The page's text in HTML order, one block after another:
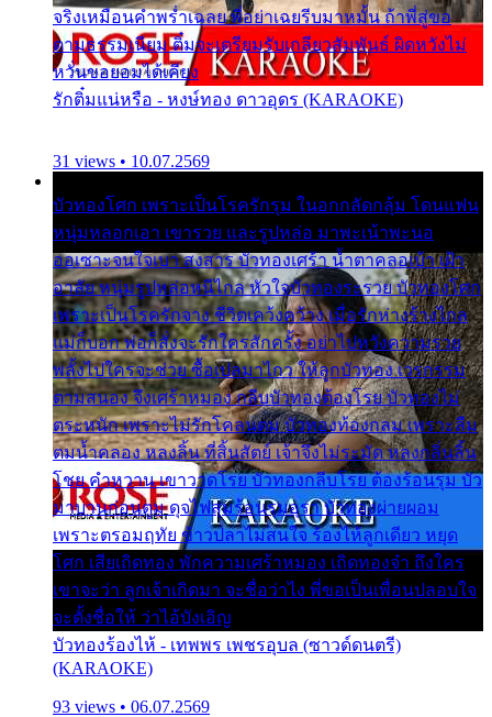
จริงเหมือนคำพร่ำเฉลย พี่อย่าเฉยรีบมาหมั้น ถ้าพี่สู่ขอ
ตามธรรมเนียม ติ๋มจะเตรียมรับเกลียวสัมพันธ์ ผิดหวังไม่
หวั่นขอยอมได้เคียง
รักติ๋มแน่หรือ - หงษ์ทอง ดาวอุดร (KARAOKE)
31 views • 10.07.2569
บัวทองโศก เพราะเป็นโรครักรุม ในอกกลัดกลุ้ม โดนแฟน
หนุ่มหลอกเอา เขารวย และรูปหล่อ มาพะเน้าพะนอ
ออเซาะจนใจเบา สงสาร บัวทองเศร้า น้ำตาคลอเบ้า เฝ้า
อาลัย หนุ่มรูปหล่อหนีไกล หัวใจบัวทองระรวย บัวทองโศก
เพราะเป็นโรครักจาง ชีวิตเคว้งคว้าง เมื่อรักห่างร้างไกล
แม่ก็บอก พ่อก็สั่งจะรักใครสักครั้ง อย่าไปหวังความรวย
พลั้งไปใครจะช่วย ซื้อเปลมาไกว ให้ลูกบัวทอง เวรกรรม
ตามสนอง จึงเศร้าหมอง กลีบบัวทองต้องโรย บัวทองไม่
ตระหนัก เพราะไม่รักโคลนตม บัวทองท้องกลม เพราะลืม
ตมน้ำคลอง หลงลิ้น ที่สิ้นสัตย์ เจ้าจึงไม่ระมัด หลงกลิ่นลิ้น
โชย คำหวาน เขาวาดโรย บัวทองกลีบโรย ต้องร้อนรุม บัว
มาบานก่อนตูม ดุจไฟสุมร้อนรุมอุรา บัวทองผ่ายผอม
เพราะตรอมฤทัย ข้าวปลาไม่สนใจ ร้องไห้ลูกเดียว หยุด
โศก เสียเถิดทอง พักความเศร้าหมอง เถิดทองจ๋า ถึงใคร
เขาจะว่า ลูกเจ้าเกิดมา จะชื่อว่าไง พี่ขอเป็นเพื่อนปลอบใจ
จะตั้งชื่อให้ ว่าไอ้บังเอิญ
บัวทองร้องไห้ - เทพพร เพชรอุบล (ซาวด์ดนตรี)
(KARAOKE)
93 views • 06.07.2569